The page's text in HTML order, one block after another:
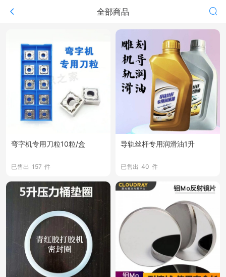
全部商品
弯字机专用刀粒10粒/盒
已售出 157 件
导轨丝杆专用润滑油1升
已售出 40 件